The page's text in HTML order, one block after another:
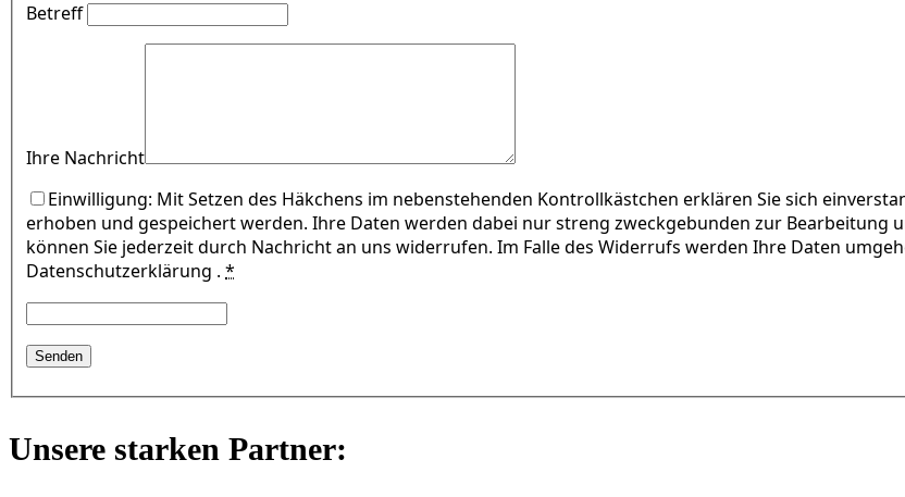
Betreff
Ihre Nachricht
Einwilligung: Mit Setzen des Häkchens im nebenstehenden Kontrollkästchen erklären Sie sich
erhoben und gespeichert werden. Ihre Daten werden dabei nur streng zweckgebunden zur Bearbeitung
können Sie jederzeit durch Nachricht an uns widerrufen. Im Falle des Widerrufs werden Ihre Daten
Datenschutzerklärung . *
Unsere starken Partner: